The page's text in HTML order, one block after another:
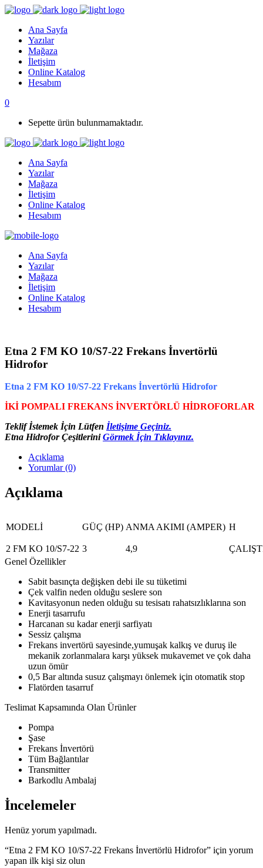
Ana Sayfa
Yazılar
Mağaza
İletişim
Online Katalog
Hesabım
0
Sepette ürün bulunmamaktadır.
Ana Sayfa
Yazılar
Mağaza
İletişim
Online Katalog
Hesabım
Ana Sayfa
Yazılar
Mağaza
İletişim
Online Katalog
Hesabım
Etna 2 FM KO 10/S7-22 Frekans İnvertörlü
Hidrofor
Etna 2 FM KO 10/S7-22 Frekans İnvertörlü Hidrofor
İKİ POMPALI FREKANS İNVERTÖRLÜ HİDROFORLAR
Teklif İstemek İçin Lütfen İletişime Geçiniz.
Etna Hidrofor ÇeşitleriniGörmek İçin Tıklayınız.
Açıklama
Yorumlar (0)
Açıklama
MODELİ GÜÇ (HP) ANMA AKIMI (AMPER) H
2 FM KO 10/S7-22 3 4,9
Genel Özellikler
Sabit basınçta değişken debi ile su tüketimi
Çek valfin neden olduğu seslere son
Kavitasyonun neden olduğu su tesisatı rahatsızlıklarına son
Enerji tasarrufu
Harcanan su kadar enerji sarfiyatı
Sessiz çalışma
Frekans invertörü sayesinde,yumuşak kalkış ve duruş ile
mekanik zorlanmalara karşı yüksek mukavemet ve çok daha
uzun ömür
0,5 Bar altında susuz çalışmayı önlemek için otomatik stop
Flatörden tasarruf
Teslimat Kapsamında Olan Ürünler
Pompa
Şase
Frekans İnvertörü
Tüm Bağlantılar
Transmitter
Barkodlu Ambalaj
İncelemeler
Henüz yorum yapılmadı.
“Etna 2 FM KO 10/S7-22 Frekans İnvertörlü Hidrofor” için yorum
yapan ilk kişi siz olun